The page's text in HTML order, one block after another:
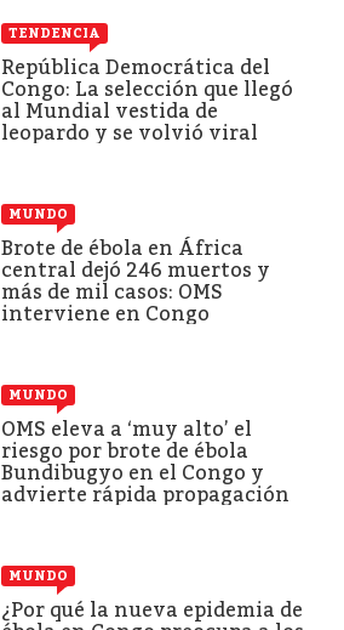
TENDENCIA
República Democrática del
Congo: La selección que llegó
al Mundial vestida de
leopardo y se volvió viral
MUNDO
Brote de ébola en África
central dejó 246 muertos y
más de mil casos: OMS
interviene en Congo
MUNDO
OMS eleva a ‘muy alto’ el
riesgo por brote de ébola
Bundibugyo en el Congo y
advierte rápida propagación
MUNDO
¿Por qué la nueva epidemia de